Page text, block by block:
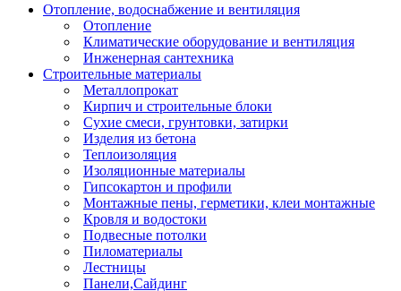
Отопление, водоснабжение и вентиляция
Отопление
Климатические оборудование и вентиляция
Инженерная сантехника
Строительные материалы
Металлопрокат
Кирпич и строительные блоки
Сухие смеси, грунтовки, затирки
Изделия из бетона
Теплоизоляция
Изоляционные материалы
Гипсокартон и профили
Монтажные пены, герметики, клеи монтажные
Кровля и водостоки
Подвесные потолки
Пиломатериалы
Лестницы
Панели,Сайдинг